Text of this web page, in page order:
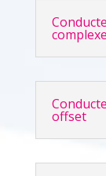
complexe
offset